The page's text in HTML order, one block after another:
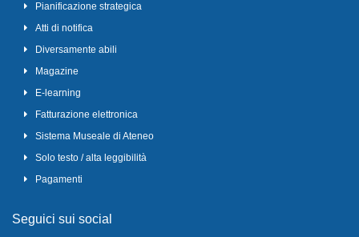
Pianificazione strategica
Atti di notifica
Diversamente abili
Magazine
E-learning
Fatturazione elettronica
Sistema Museale di Ateneo
Solo testo / alta leggibilità
Pagamenti
Seguici sui social